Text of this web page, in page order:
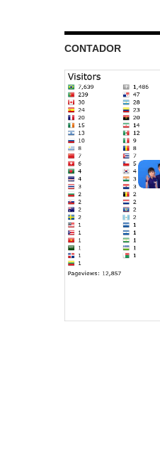
CONTADOR